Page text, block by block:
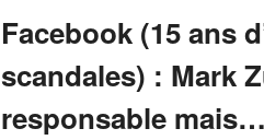
Facebook (15 ans
scandales) : Mark
responsable